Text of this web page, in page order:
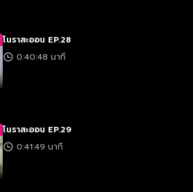
โนราสะออน EP.28
0:40:48 นาที
โนราสะออน EP.29
0:41:49 นาที